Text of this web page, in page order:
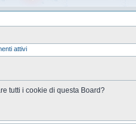
attivi
tutti i cookie di questa Board?